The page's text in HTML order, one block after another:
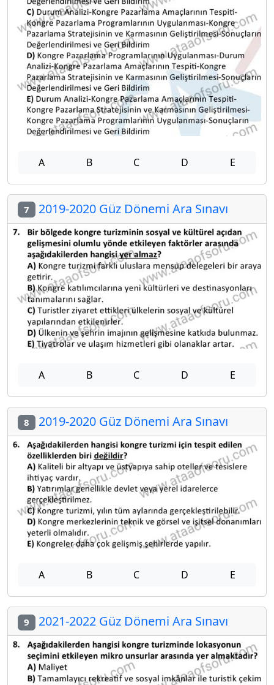
A B C D E
7 2019-2020 Güz Dönemi Ara Sınavı
A B C D E
8 2019-2020 Güz Dönemi Ara Sınavı
A B C D E
9 2021-2022 Güz Dönemi Ara Sınavı